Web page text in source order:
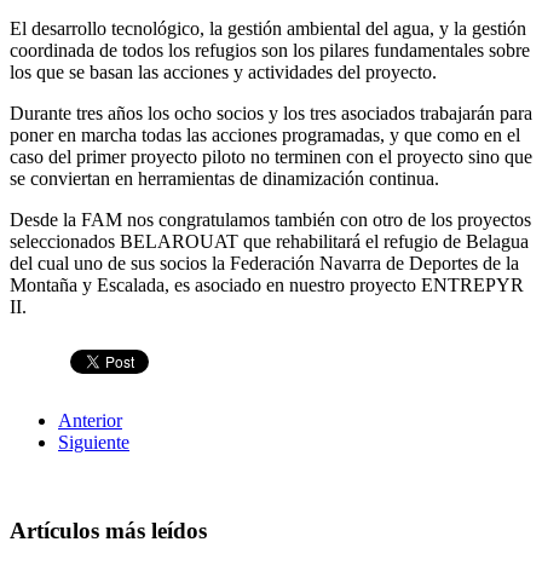
El desarrollo tecnológico, la gestión ambiental del agua, y la gestión
coordinada de todos los refugios son los pilares fundamentales sobre
los que se basan las acciones y actividades del proyecto.
Durante tres años los ocho socios y los tres asociados trabajarán para
poner en marcha todas las acciones programadas, y que como en el
caso del primer proyecto piloto no terminen con el proyecto sino que
se conviertan en herramientas de dinamización continua.
Desde la FAM nos congratulamos también con otro de los proyectos
seleccionados BELAROUAT que rehabilitará el refugio de Belagua
del cual uno de sus socios la Federación Navarra de Deportes de la
Montaña y Escalada, es asociado en nuestro proyecto ENTREPYR
II.
Anterior
Siguiente
Artículos más leídos